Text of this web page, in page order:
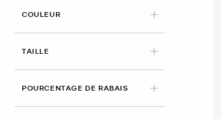
COULEUR
TAILLE
POURCENTAGE DE RABAIS